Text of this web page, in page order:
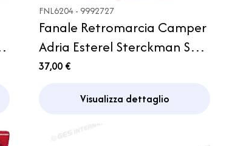
FNL6204 - 9992727
Fanale Retromarcia Camper
Adria Esterel Sterckman SEA
Niesmann Concorde
37,00 €
Visualizza dettaglio